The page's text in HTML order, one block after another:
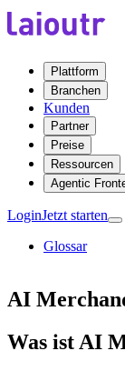
Plattform
Branchen
Kunden
Partner
Preise
Ressourcen
Agentic
LoginJetzt starten
Glossar
AI
Was ist AI